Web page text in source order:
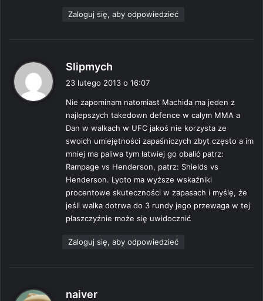
Zaloguj się, aby odpowiedzieć
Slipmych
z
e
:
23 lutego 2013 o 16:07
Nie zapominam natomiast Machida ma jeden z
najlepszych takedown defence w calym MMA a
Dan w walkach w UFC jakoś nie korzysta ze
swoich umiejętności zapaśniczych zbyt często a im
mniej ma paliwa tym łatwiej go obalić patrz:
Rampage vs Henderson, patrz: Shields vs
Henderson. Lyoto ma wyższe wskaźniki
procentowe skuteczności w zapasach i myślę, że
jeśli walka dotrwa do 3 rundy jego przewaga w tej
płaszczyźnie może się uwidocznić
Zaloguj się, aby odpowiedzieć
naiver